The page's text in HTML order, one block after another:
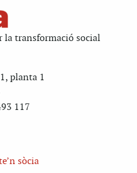
la transformació social
planta 1
117
sòcia